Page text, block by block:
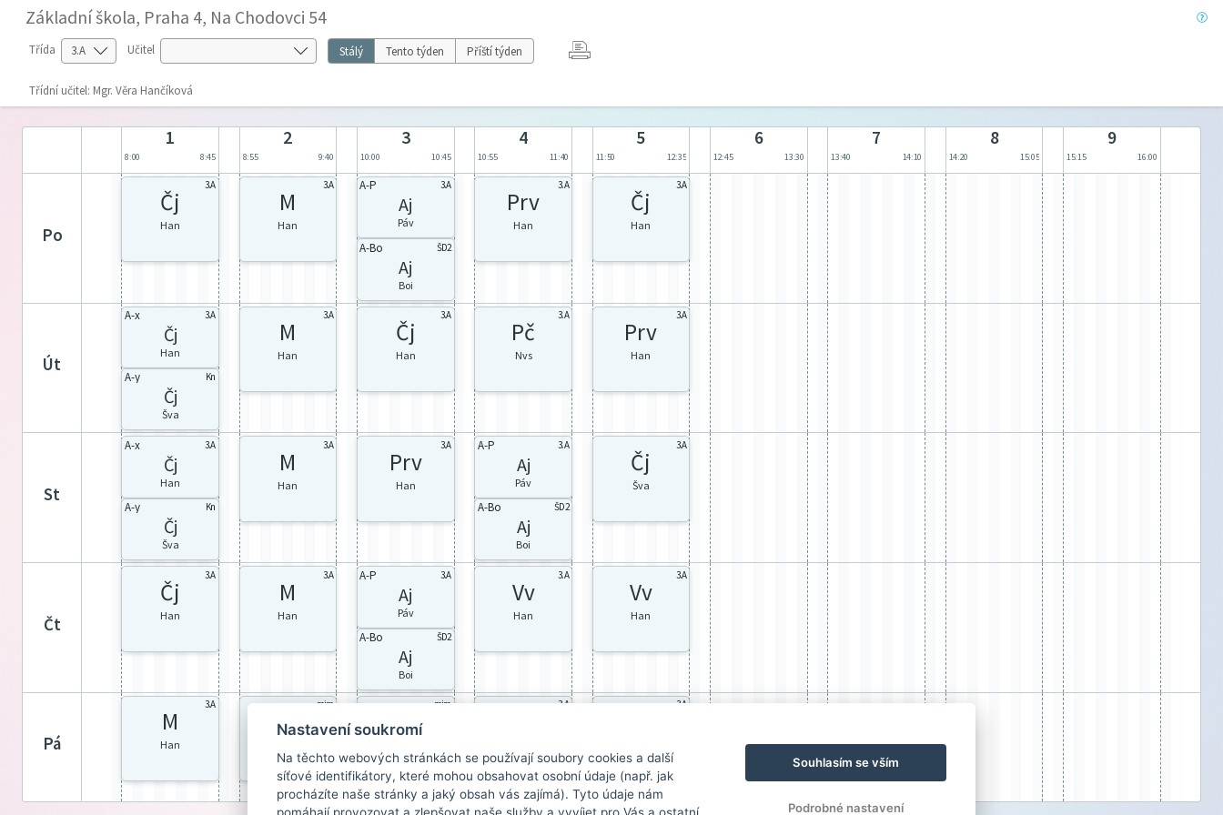
Základní škola, Praha 4, Na Chodovci 54
Třída Učitel Stálý Tento týden Příští týden
Třídní učitel: Mgr. Věra Hančíková
1
8:00 8:45
2
8:55 9:40
3
10:00 10:45
4
10:55 11:40
5
11:50 12:35
6
12:45 13:30
7
13:40 14:10
8
14:20 15:05
9
15:15 16:00
po
3.A
Čj
Han
3.A
M
Han
A-P 3.A
Aj
Páv
A-Bo ŠD2
Aj
Boi
3.A
Prv
Han
3.A
Čj
Han
út
A-x 3.A
Čj
Han
A-y Kn
Čj
Šva
3.A
M
Han
3.A
Čj
Han
3.A
Pč
Nvs
3.A
Prv
Han
st
A-x 3.A
Čj
Han
A-y Kn
Čj
Šva
3.A
M
Han
3.A
Prv
Han
A-P 3.A
Aj
Páv
A-Bo ŠD2
Aj
Boi
3.A
Čj
Šva
čt
3.A
Čj
Han
3.A
M
Han
A-P 3.A
Aj
Páv
A-Bo ŠD2
Aj
Boi
3.A
Vv
Han
3.A
Vv
Han
pá
3.A
M
Han
mim
Tv
mim
Tv
3.A 3.A
Nastavení soukromí
Na těchto webových stránkách se používají soubory cookies a další
síťové identifikátory, které mohou obsahovat osobní údaje (např. jak
procházíte naše stránky a jaký obsah vás zajímá). Tyto údaje nám
Souhlasím se vším
Podrobné nastavení